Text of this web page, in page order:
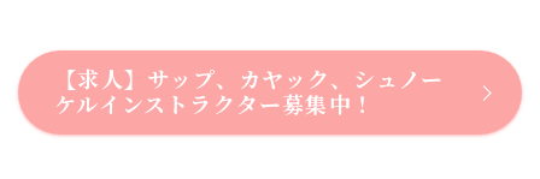
【求人】サップ、カヤック、シュノー
ケルインストラクター募集中！